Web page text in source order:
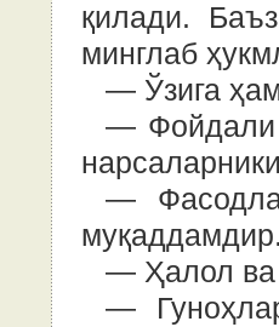
қилади.
минглаб
— Ўзига
— Фойдали
—
— Ҳалол ва
—